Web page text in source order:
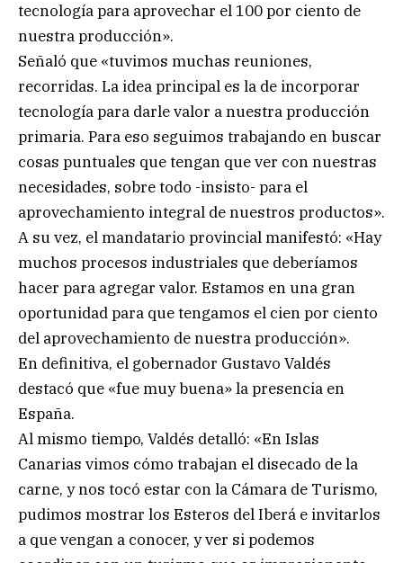
tecnología para aprovechar el 100 por ciento de
nuestra producción».
Señaló que «tuvimos muchas reuniones,
recorridas. La idea principal es la de incorporar
tecnología para darle valor a nuestra producción
primaria. Para eso seguimos trabajando en buscar
cosas puntuales que tengan que ver con nuestras
necesidades, sobre todo -insisto- para el
aprovechamiento integral de nuestros productos».
A su vez, el mandatario provincial manifestó: «Hay
muchos procesos industriales que deberíamos
hacer para agregar valor. Estamos en una gran
oportunidad para que tengamos el cien por ciento
del aprovechamiento de nuestra producción».
En definitiva, el gobernador Gustavo Valdés
destacó que «fue muy buena» la presencia en
España.
Al mismo tiempo, Valdés detalló: «En Islas
Canarias vimos cómo trabajan el disecado de la
carne, y nos tocó estar con la Cámara de Turismo,
pudimos mostrar los Esteros del Iberá e invitarlos
a que vengan a conocer, y ver si podemos